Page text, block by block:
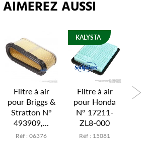
AIMEREZ AUSSI
Filtre à air
pour Briggs &
Stratton N°
493909,...
Réf : 06376
Filtre à air
pour Honda
N° 17211-
ZL8-000
Réf : 15081
KALYSTA